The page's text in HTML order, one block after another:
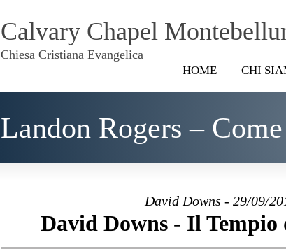
Calvary Chapel
Chiesa Cristiana Evangelica
HOME CHI
Landon Rogers – Come
David Downs - 29/09/
David Downs - Il